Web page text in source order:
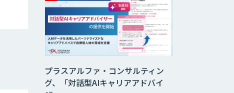
データ収集・作成
SaaS・サブスク
向け収益管理プラ
ットフォーム「ソ
アスク」
JOINT AI Flow
byGMO
プラスアルファ・コンサルティン
グ、「対話型AIキャリアアドバイ